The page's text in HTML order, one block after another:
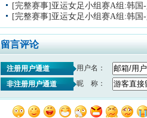
[完整赛事]亚运女足小组赛A组:韩国
[完整赛事]亚运女足小组赛A组:韩国
留言评论
注册用户通道 用户名：
非注册用户通道
昵 称：